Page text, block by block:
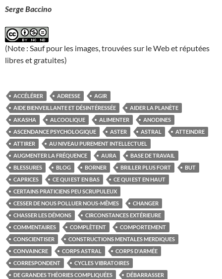
Serge Baccino
(Note : Sauf pour les images, trouvées sur le Web et réputées
libres et gratuites)
ACCÉLÉRER ADRESSE
AGIR
AIDE BIENVEILLANTE ET DÉSINTÉRESSÉE
AIDER LA PLANÈTE
AKASHA
ALCOOLIQUE ALIMENTER
ANODINES
ASCENDANCE PSYCHOLOGIQUE
ASTER ASTRAL
ATTEINDRE
ATTIRER
AU NIVEAU PUREMENT INTELLECTUEL
AUGMENTER LA FRÉQUENCE
AURA
BASE DE TRAVAIL
BLESSURES
BLOG BORNER BRILLER PLUS FORT
BUT
CAPRICES
CE QUI EST EN BAS
CE QUI EST EN HAUT
CERTAINS PRATICIENS PEU SCRUPULEUX
CESSER DE NOUS POLLUER NOUS-MÊMES
CHANGER
CHASSER LES DÉMONS
CIRCONSTANCES EXTÉRIEURE
COMMENTAIRES
COMPLÈTENT
COMPORTEMENT
CONSCIENTISER
CONSTRUCTIONS MENTALES MERDIQUES
CONVAINCRE
CORPS ASTRAL
CORPS D'ARMÉE
CORRESPONDENT
CYCLES VIBRATOIRES
DE GRANDES THÉORIES COMPLIQUÉES
DÉBARRASSER